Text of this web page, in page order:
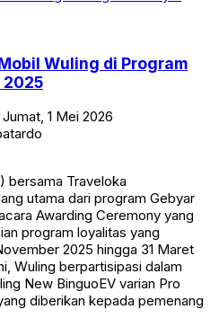
Wuling di Program
2025
Jumat, 1 Mei 2026
bersama Traveloka
utama dari program Gebyar
Awarding Ceremony yang
program loyalitas yang
2025 hingga 31 Maret
Wuling berpartisipasi dalam
New BinguoEV varian Pro
diberikan kepada pemenang